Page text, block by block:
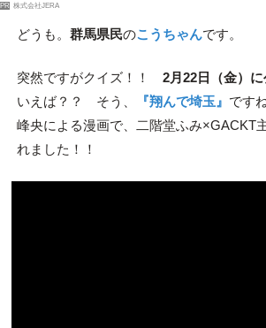
PR 株式会社JERA
どうも。 群馬県民のこうちゃんです。
突然ですがクイズ！！ 2月22日（金）
いえば？？ そう、
『翔んで埼玉』 です
峰央による漫画で、二階堂ふみ×GACKT
れました！！